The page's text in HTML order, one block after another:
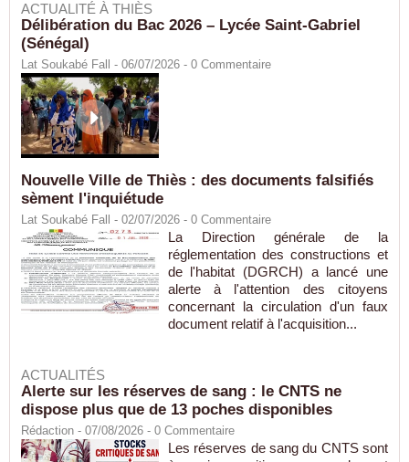
ACTUALITÉ À THIÈS
Délibération du Bac 2026 – Lycée Saint-Gabriel
(Sénégal)
Lat Soukabé Fall - 06/07/2026 - 0 Commentaire
Nouvelle Ville de Thiès : des documents falsifiés
sèment l'inquiétude
Lat Soukabé Fall - 02/07/2026 - 0 Commentaire
La Direction générale de la
réglementation des constructions et
de l'habitat (DGRCH) a lancé une
alerte à l'attention des citoyens
concernant la circulation d'un faux
document relatif à l'acquisition...
ACTUALITÉS
Alerte sur les réserves de sang : le CNTS ne
dispose plus que de 13 poches disponibles
Rédaction - 07/08/2026 - 0 Commentaire
Les réserves de sang du CNTS sont